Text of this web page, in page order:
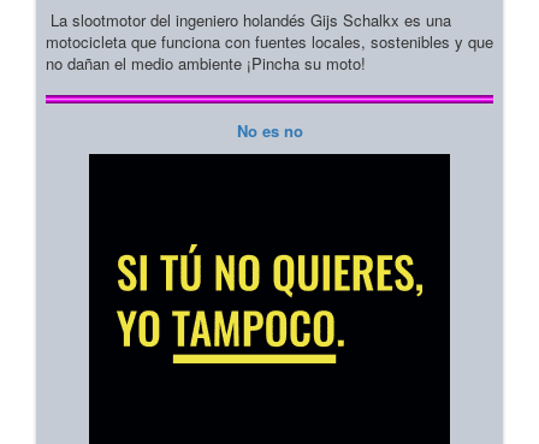
La slootmotor del ingeniero holandés Gijs Schalkx es una
motocicleta que funciona con fuentes locales, sostenibles y que
no dañan el medio ambiente ¡Pincha su moto!
No es no